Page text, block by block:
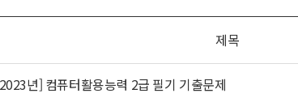
제목
년] 컴퓨터활용능력 2급 필기 기출문제